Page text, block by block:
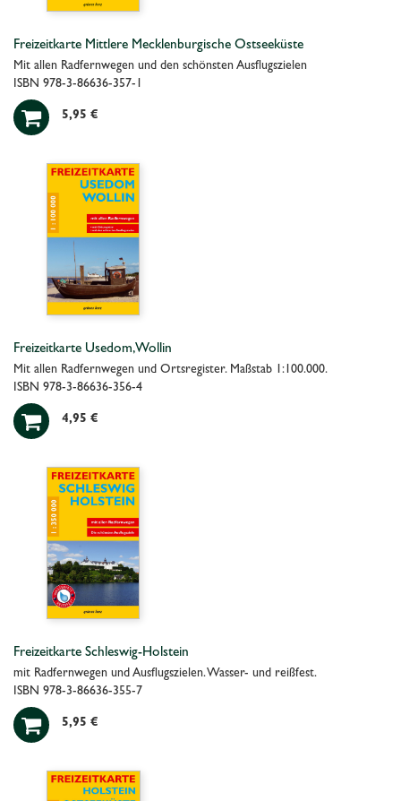
Freizeitkarte Mittlere Mecklenburgische Ostseeküste
Mit allen Radfernwegen und den schönsten Ausflugszielen
ISBN 978-3-86636-357-1
 5,95 €
Freizeitkarte Usedom, Wollin
Mit allen Radfernwegen und Ortsregister. Maßstab 1:100.000.
ISBN 978-3-86636-356-4
 4,95 €
Freizeitkarte Schleswig-Holstein
mit Radfernwegen und Ausflugszielen. Wasser- und reißfest.
ISBN 978-3-86636-355-7
 5,95 €